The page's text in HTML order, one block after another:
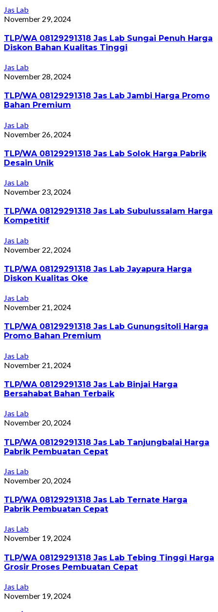
Jas Lab
November 29, 2024
TLP/WA 08129291318 Jas Lab Sungai Penuh Harga
Diskon Bahan Kualitas Tinggi
Jas Lab
November 28, 2024
TLP/WA 08129291318 Jas Lab Jambi Harga Promo
Bahan Premium
Jas Lab
November 26, 2024
TLP/WA 08129291318 Jas Lab Solok Harga Pabrik
Desain Unik
Jas Lab
November 23, 2024
TLP/WA 08129291318 Jas Lab Subulussalam Harga
Kompetitif
Jas Lab
November 22, 2024
TLP/WA 08129291318 Jas Lab Jayapura Harga
Diskon Kualitas Oke
Jas Lab
November 21, 2024
TLP/WA 08129291318 Jas Lab Gunungsitoli Harga
Promo Bahan Premium
Jas Lab
November 21, 2024
TLP/WA 08129291318 Jas Lab Binjai Harga
Bersahabat Bahan Terbaik
Jas Lab
November 20, 2024
TLP/WA 08129291318 Jas Lab Tanjungbalai Harga
Pabrik Pembuatan Cepat
Jas Lab
November 20, 2024
TLP/WA 08129291318 Jas Lab Ternate Harga
Pabrik Pembuatan Cepat
Jas Lab
November 19, 2024
TLP/WA 08129291318 Jas Lab Tebing Tinggi Harga
Grosir Proses Pembuatan Cepat
Jas Lab
November 19, 2024